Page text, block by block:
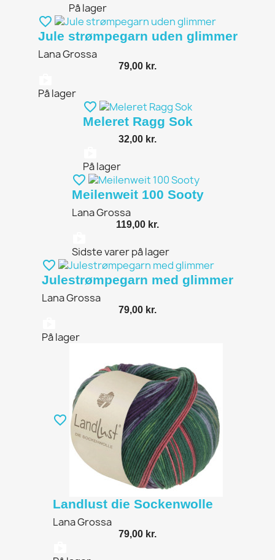
På lager
favorite_border
Jule strømpegarn uden glimmer
Lana Grossa
79,00 kr.
På lager
favorite_border
Meleret Ragg Sok
32,00 kr.
På lager
favorite_border
Meilenweit 100 Sooty
Lana Grossa
119,00 kr.
Sidste varer på lager
favorite_border
Julestrømpegarn med glimmer
Lana Grossa
79,00 kr.
På lager
favorite_border
Landlust die Sockenwolle
Lana Grossa
79,00 kr.